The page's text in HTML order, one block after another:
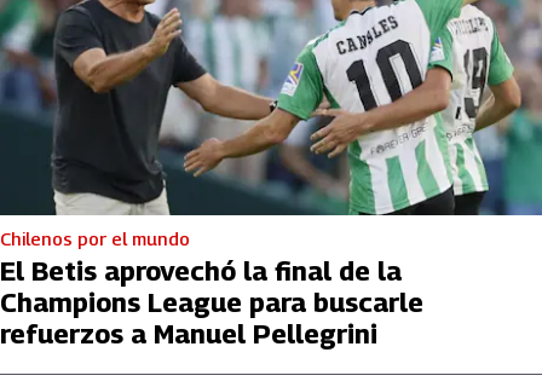
Chilenos por el mundo
El Betis aprovechó la final de la
Champions League para buscarle
refuerzos a Manuel Pellegrini